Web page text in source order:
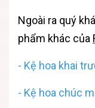
Ngoài ra quý
phẩm khác của
- Kệ hoa khai
- Kệ hoa chúc